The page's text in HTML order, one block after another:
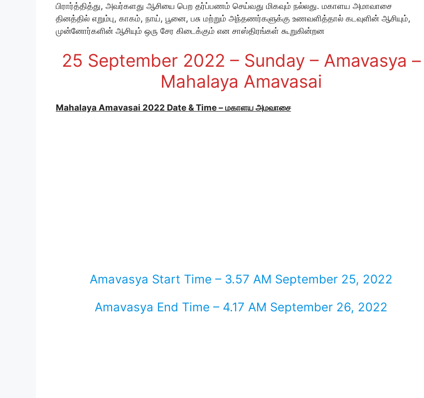
பிரார்த்தித்து, அவர்களது ஆசியை பெற தர்ப்பணம் செய்வது மிகவும் நல்லது. மகாளய அமாவாசை
தினத்தில் எறும்பு, காகம், நாய், பூனை, பசு மற்றும் அந்தணர்களுக்கு உணவளித்தால் கடவுளின் ஆசியும்,
முன்னோர்களின் ஆசியும் ஒரு சேர கிடைக்கும் என சாஸ்திரங்கள் கூறுகின்றன
25 September 2022 – Sunday – Amavasya –
Mahalaya Amavasai
Mahalaya Amavasai 2022 Date & Time – மகாளய அமவாசை
Amavasya Start Time – 3.57 AM September 25, 2022
Amavasya End Time – 4.17 AM September 26, 2022